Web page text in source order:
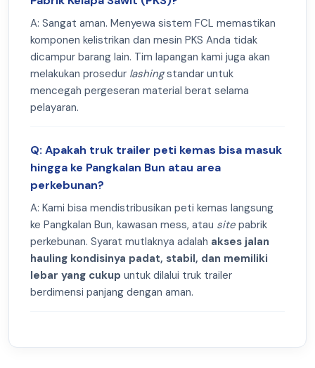
A: Sangat aman. Menyewa sistem FCL memastikan
komponen kelistrikan dan mesin PKS Anda tidak
dicampur barang lain. Tim lapangan kami juga akan
melakukan prosedur lashingstandar untuk
mencegah pergeseran material berat selama
pelayaran.
Q: Apakah truk trailer peti kemas bisa masuk
hingga ke Pangkalan Bun atau area
perkebunan?
A: Kami bisa mendistribusikan peti kemas langsung
ke Pangkalan Bun, kawasan mess, atau site pabrik
perkebunan. Syarat mutlaknya adalah akses jalan
hauling kondisinya padat, stabil, dan memiliki
lebar yang cukup untuk dilalui truk trailer
berdimensi panjang dengan aman.